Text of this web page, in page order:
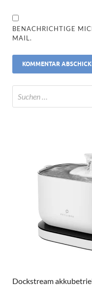
BENACHRICHTIGE
MAIL.
Dockstream